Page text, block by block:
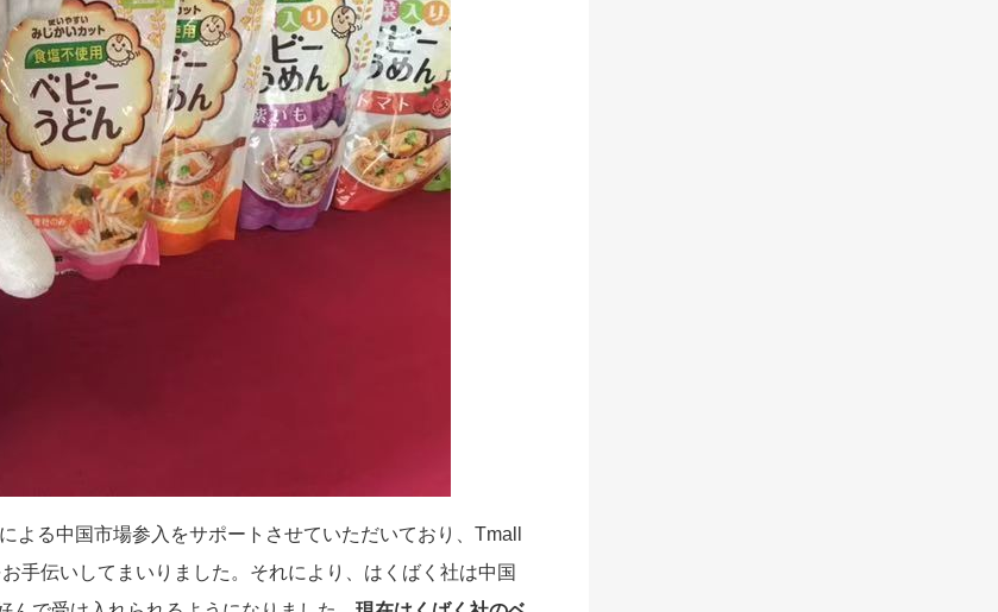
る中国市場参入をサポートさせていただいており、Tmall
手伝いしてまいりました。それにより、はくばく社は中国